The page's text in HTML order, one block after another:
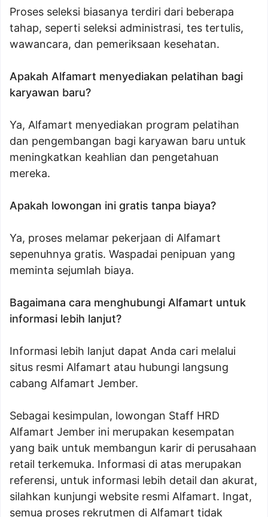
Proses seleksi biasanya terdiri dari beberapa
tahap, seperti seleksi administrasi, tes tertulis,
wawancara, dan pemeriksaan kesehatan.
Apakah Alfamart menyediakan pelatihan bagi
karyawan baru?
Ya, Alfamart menyediakan program pelatihan
dan pengembangan bagi karyawan baru untuk
meningkatkan keahlian dan pengetahuan
mereka.
Apakah lowongan ini gratis tanpa biaya?
Ya, proses melamar pekerjaan di Alfamart
sepenuhnya gratis. Waspadai penipuan yang
meminta sejumlah biaya.
Bagaimana cara menghubungi Alfamart untuk
informasi lebih lanjut?
Informasi lebih lanjut dapat Anda cari melalui
situs resmi Alfamart atau hubungi langsung
cabang Alfamart Jember.
Sebagai kesimpulan, lowongan Staff HRD
Alfamart Jember ini merupakan kesempatan
yang baik untuk membangun karir di perusahaan
retail terkemuka. Informasi di atas merupakan
referensi, untuk informasi lebih detail dan akurat,
silahkan kunjungi website resmi Alfamart. Ingat,
semua proses rekrutmen di Alfamart tidak